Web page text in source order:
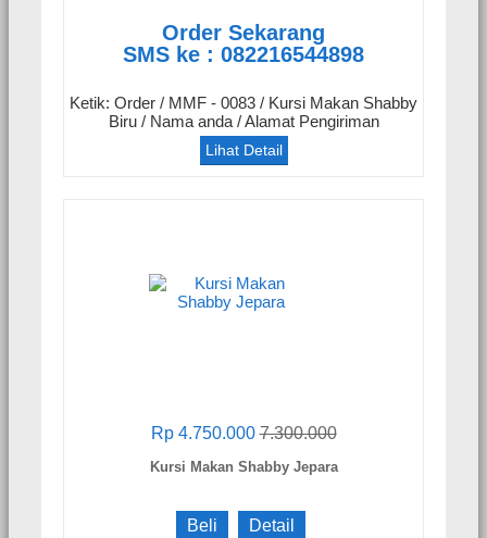
Order Sekarang
SMS ke : 082216544898
Ketik: Order / MMF - 0083 / Kursi Makan Shabby
Biru / Nama anda / Alamat Pengiriman
Lihat Detail
Rp 4.750.0007.300.000
Kursi Makan Shabby Jepara
Beli Detail